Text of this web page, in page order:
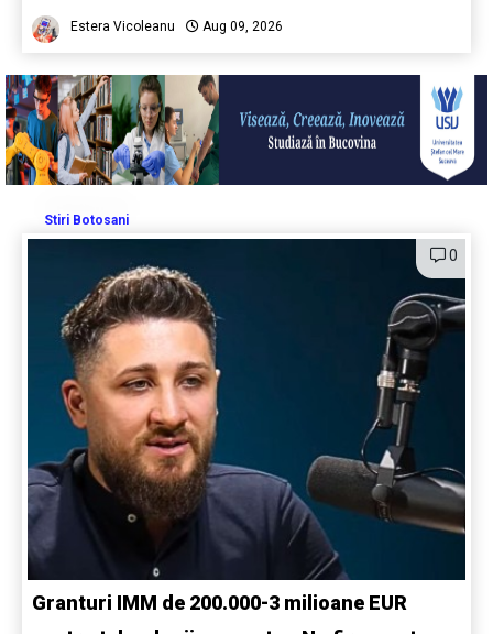
Estera Vicoleanu Aug 09, 2026
Stiri Botosani
0
Granturi IMM de 200.000-3 milioane EUR